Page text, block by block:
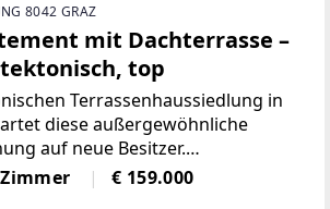
8042 GRAZ
mit Dachterrasse –
top
Terrassenhaussiedlung in
diese außergewöhnliche
auf neue Besitzer.
Unikat, atmosphärisch ein
Licht, Weitblick und einem ganz
€ 159.000